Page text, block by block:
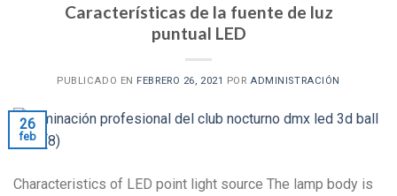
Características de la fuente de luz
puntual LED
PUBLICADO EN FEBRERO 26, 2021 PORADMINISTRACIÓN
26
feb
Characteristics of LED point light source The lamp body is